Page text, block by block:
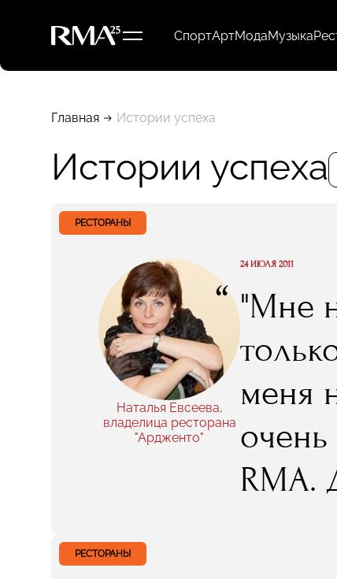
СпортАртМодаМузыка
Главная Истории успеха
Истории успеха
РЕСТОРАНЫ
Наталья Евсеева,
владелица ресторана
"Ардженто"
“
24 ИЮЛЯ 2011
"Мне
меня
очень
RMA.
РЕСТОРАНЫ